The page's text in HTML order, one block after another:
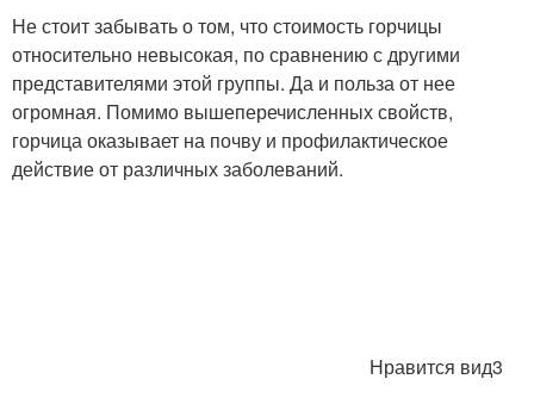
Не стоит забывать о том, что стоимость горчицы
относительно невысокая, по сравнению с другими
представителями этой группы. Да и польза от нее
огромная. Помимо вышеперечисленных свойств,
горчица оказывает на почву и профилактическое
действие от различных заболеваний.
Нравится вид3